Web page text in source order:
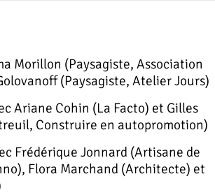
Morillon (Paysagiste, Association
(Paysagiste, Atelier Jours)
Ariane Cohin (La Facto) et Gilles
Construire en autopromotion)
Frédérique Jonnard (Artisane de
Flora Marchand (Architecte) et